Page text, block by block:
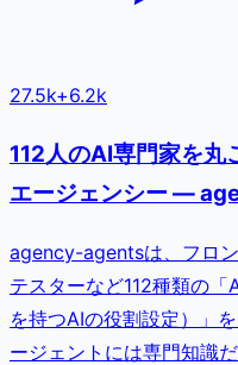
27.5k+6.2k
112人のAI専門家を丸
エージェンシー —
agency-agentsは、フロン
テスターなど112種類の
を持つAIの役割設定）」
ージェントには専門知識